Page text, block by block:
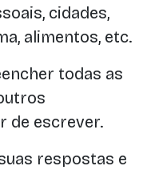
cidades,
alimentos, etc.
todas as
de escrever.
respostas e